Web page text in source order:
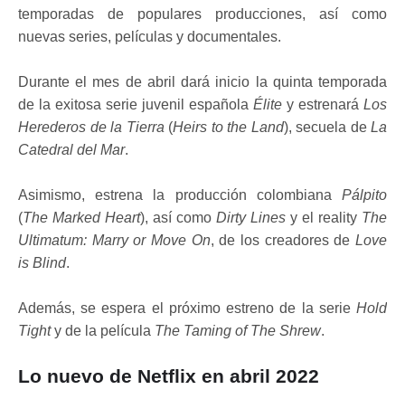
temporadas de populares producciones, así como
nuevas series, películas y documentales.
Durante el mes de abril dará inicio la quinta temporada
de la exitosa serie juvenil española Élite y estrenará Los
Herederos de la Tierra (Heirs to the Land), secuela de La
Catedral del Mar.
Asimismo, estrena la producción colombiana Pálpito
(The Marked Heart), así como Dirty Lines y el reality The
Ultimatum: Marry or Move On, de los creadores deLove
is Blind.
Además, se espera el próximo estreno de la serie Hold
Tighty de la película The Taming of The Shrew.
Lo nuevo de Netflix en abril 2022